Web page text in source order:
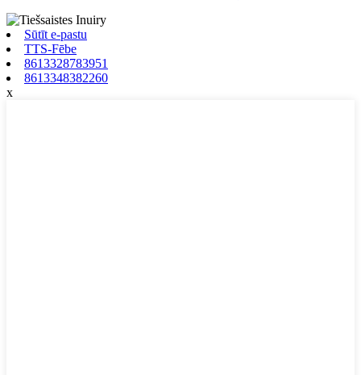
Sūtīt e-pastu
TTS-Fēbe
8613328783951
8613348382260
x